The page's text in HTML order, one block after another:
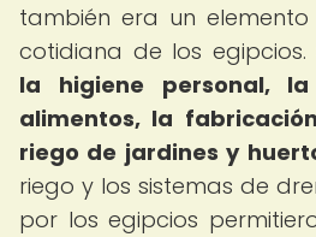
también era un
cotidiana de los egipcios.
la higiene personal,
alimentos, la
riego de jardines y
riego y los sistemas de
por los egipcios